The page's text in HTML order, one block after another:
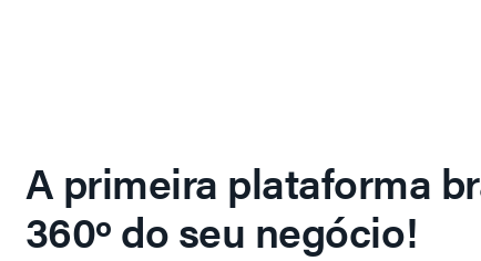
A primeira plataforma
360º do seu negócio!